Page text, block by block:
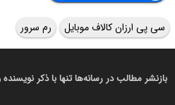
سی پی ارزان کالاف موبایل رم سرور
بازنشر مطالب در رسانه‌ها تنها با ذکر نویسنده